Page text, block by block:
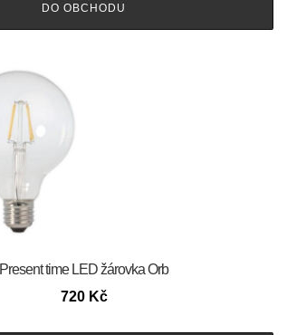
DO OBCHODU
Present time LED žárovka Orb
720 Kč